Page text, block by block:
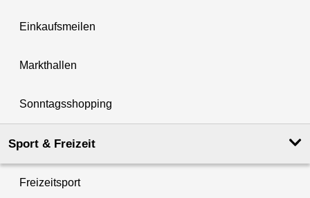
Einkaufsmeilen
Markthallen
Sonntagsshopping
Sport & Freizeit
Freizeitsport